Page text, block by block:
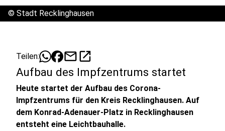
© Stadt Recklinghausen
Teilen: mailopen_in_new
Aufbau des Impfzentrums startet
Heute startet der Aufbau des Corona-
Impfzentrums für den Kreis Recklinghausen. Auf
dem Konrad-Adenauer-Platz in Recklinghausen
entsteht eine Leichtbauhalle.